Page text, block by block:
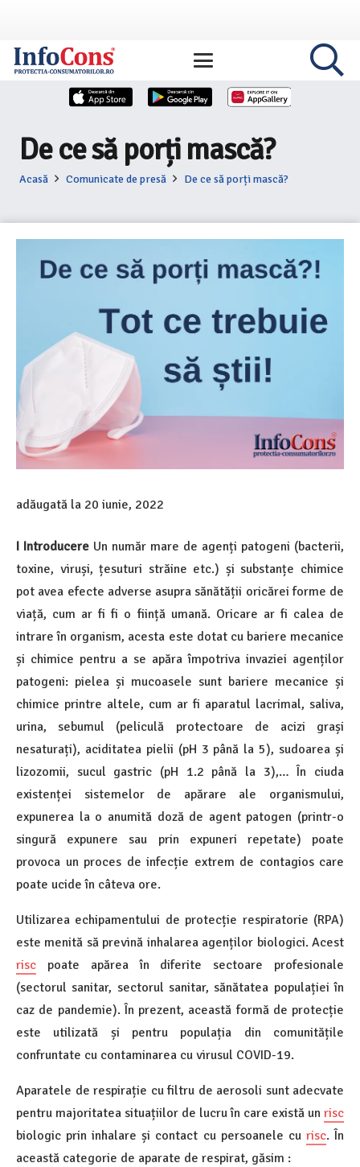
De ce să porți mască?
Acasă Comunicate de presă De ce să porți mască?
adăugată la 20 iunie, 2022
I Introducere Un număr mare de agenți patogeni (bacterii,
toxine, viruși, țesuturi străine etc.) și substanțe chimice
pot avea efecte adverse asupra sănătății oricărei forme de
viață, cum ar fi fi o ființă umană. Oricare ar fi calea de
intrare în organism, acesta este dotat cu bariere mecanice
și chimice pentru a se apăra împotriva invaziei agenților
patogeni: pielea și mucoasele sunt bariere mecanice și
chimice printre altele, cum ar fi aparatul lacrimal, saliva,
urina, sebumul (peliculă protectoare de acizi grași
nesaturați), aciditatea pielii (pH 3 până la 5), sudoarea și
lizozomii, sucul gastric (pH 1.2 până la 3),… În ciuda
existenței sistemelor de apărare ale organismului,
expunerea la o anumită doză de agent patogen (printr-o
singură expunere sau prin expuneri repetate) poate
provoca un proces de infecție extrem de contagios care
poate ucide în câteva ore.
Utilizarea echipamentului de protecție respiratorie (RPA)
este menită să prevină inhalarea agenților biologici. Acest
risc poate apărea în diferite sectoare profesionale
(sectorul sanitar, sectorul sanitar, sănătatea populației în
caz de pandemie). În prezent, această formă de protecție
este utilizată și pentru populația din comunitățile
confruntate cu contaminarea cu virusul COVID-19.
Aparatele de respirație cu filtru de aerosoli sunt adecvate
pentru majoritatea situațiilor de lucru în care există un risc
biologic prin inhalare și contact cu persoanele cu risc. În
această categorie de aparate de respirat, găsim :